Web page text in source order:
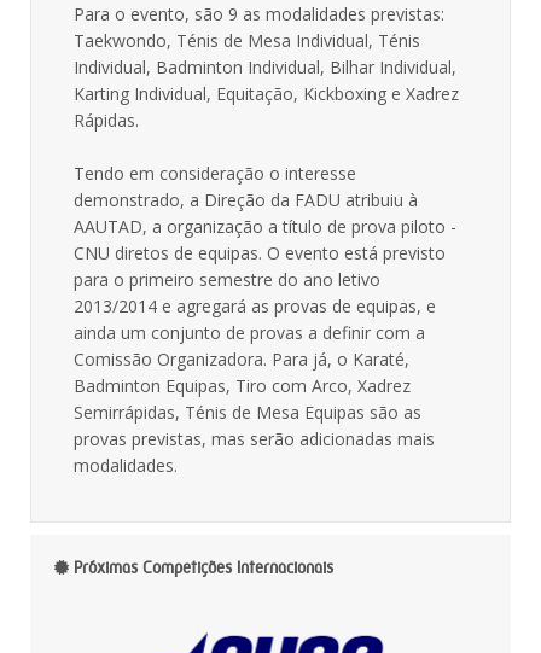
Para o evento, são 9 as modalidades previstas:
Taekwondo, Ténis de Mesa Individual, Ténis
Individual, Badminton Individual, Bilhar Individual,
Karting Individual, Equitação, Kickboxing e Xadrez
Rápidas.
Tendo em consideração o interesse
demonstrado, a Direção da FADU atribuiu à
AAUTAD, a organização a título de prova piloto -
CNU diretos de equipas. O evento está previsto
para o primeiro semestre do ano letivo
2013/2014 e agregará as provas de equipas, e
ainda um conjunto de provas a definir com a
Comissão Organizadora. Para já, o Karaté,
Badminton Equipas, Tiro com Arco, Xadrez
Semirrápidas, Ténis de Mesa Equipas são as
provas previstas, mas serão adicionadas mais
modalidades.
Próximas Competições Internacionais